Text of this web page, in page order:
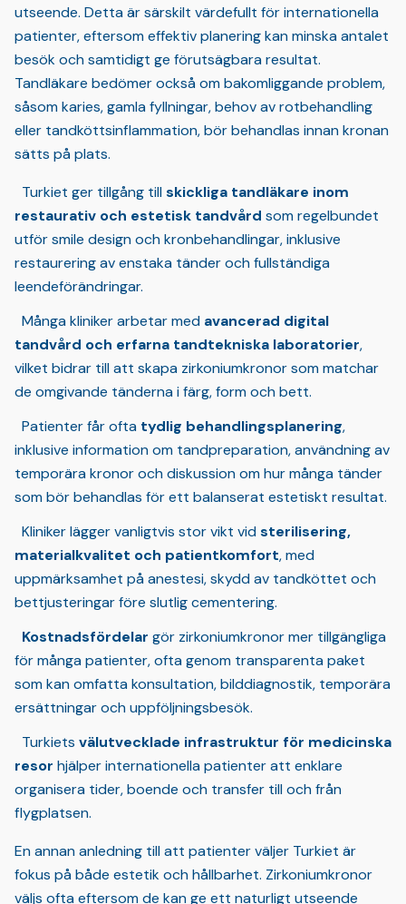
utseende. Detta är särskilt värdefullt för internationella
patienter, eftersom effektiv planering kan minska antalet
besök och samtidigt ge förutsägbara resultat.
Tandläkare bedömer också om bakomliggande problem,
såsom karies, gamla fyllningar, behov av rotbehandling
eller tandköttsinflammation, bör behandlas innan kronan
sätts på plats.
Turkiet ger tillgång tillskickliga tandläkare inom
restaurativ och estetisk tandvård som regelbundet
utför smile design och kronbehandlingar, inklusive
restaurering av enstaka tänder och fullständiga
leendeförändringar.
Många kliniker arbetar med avancerad digital
tandvård och erfarna tandtekniska laboratorier,
vilket bidrar till att skapa zirkoniumkronor som matchar
de omgivande tänderna i färg, form och bett.
Patienter får ofta tydlig behandlingsplanering,
inklusive information om tandpreparation, användning av
temporära kronor och diskussion om hur många tänder
som bör behandlas för ett balanserat estetiskt resultat.
Kliniker lägger vanligtvis stor vikt vidsterilisering,
materialkvalitet och patientkomfort, med
uppmärksamhet på anestesi, skydd av tandköttet och
bettjusteringar före slutlig cementering.
Kostnadsfördelar gör zirkoniumkronor mer tillgängliga
för många patienter, ofta genom transparenta paket
som kan omfatta konsultation, bilddiagnostik, temporära
ersättningar och uppföljningsbesök.
Turkiets välutvecklade infrastruktur för medicinska
resor hjälper internationella patienter att enklare
organisera tider, boende och transfer till och från
flygplatsen.
En annan anledning till att patienter väljer Turkiet är
fokus på både estetik och hållbarhet. Zirkoniumkronor
väljs ofta eftersom de kan ge ett naturligt utseende